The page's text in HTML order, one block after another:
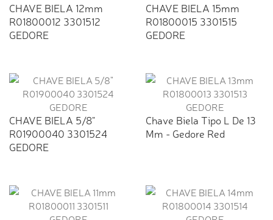
CHAVE BIELA 12mm
R01800012 3301512
GEDORE
CHAVE BIELA 15mm
R01800015 3301515
GEDORE
CHAVE BIELA 5/8"
R01900040 3301524
GEDORE
Chave Biela Tipo L De 13
Mm - Gedore Red